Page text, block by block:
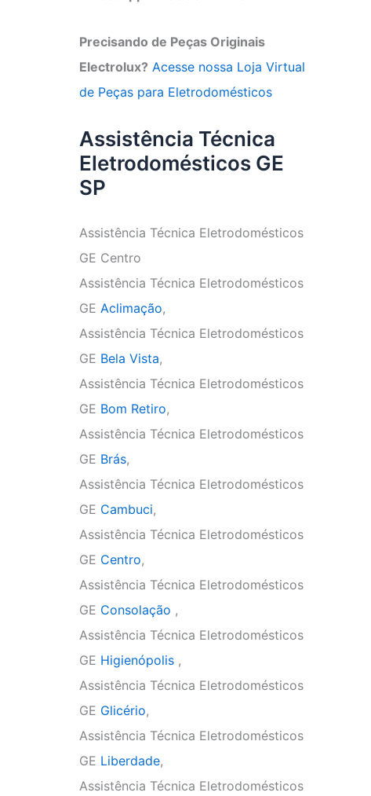
Precisando de Peças Originais
Electrolux? Acesse nossa Loja Virtual
de Peças para Eletrodomésticos
Assistência Técnica
Eletrodomésticos GE
SP
Assistência Técnica Eletrodomésticos
GE Centro
Assistência Técnica Eletrodomésticos
GE Aclimação,
Assistência Técnica Eletrodomésticos
GE Bela Vista,
Assistência Técnica Eletrodomésticos
GE Bom Retiro,
Assistência Técnica Eletrodomésticos
GE Brás,
Assistência Técnica Eletrodomésticos
GE Cambuci,
Assistência Técnica Eletrodomésticos
GE Centro,
Assistência Técnica Eletrodomésticos
GE Consolação ,
Assistência Técnica Eletrodomésticos
GE Higienópolis ,
Assistência Técnica Eletrodomésticos
GE Glicério,
Assistência Técnica Eletrodomésticos
GE Liberdade,
Assistência Técnica Eletrodomésticos